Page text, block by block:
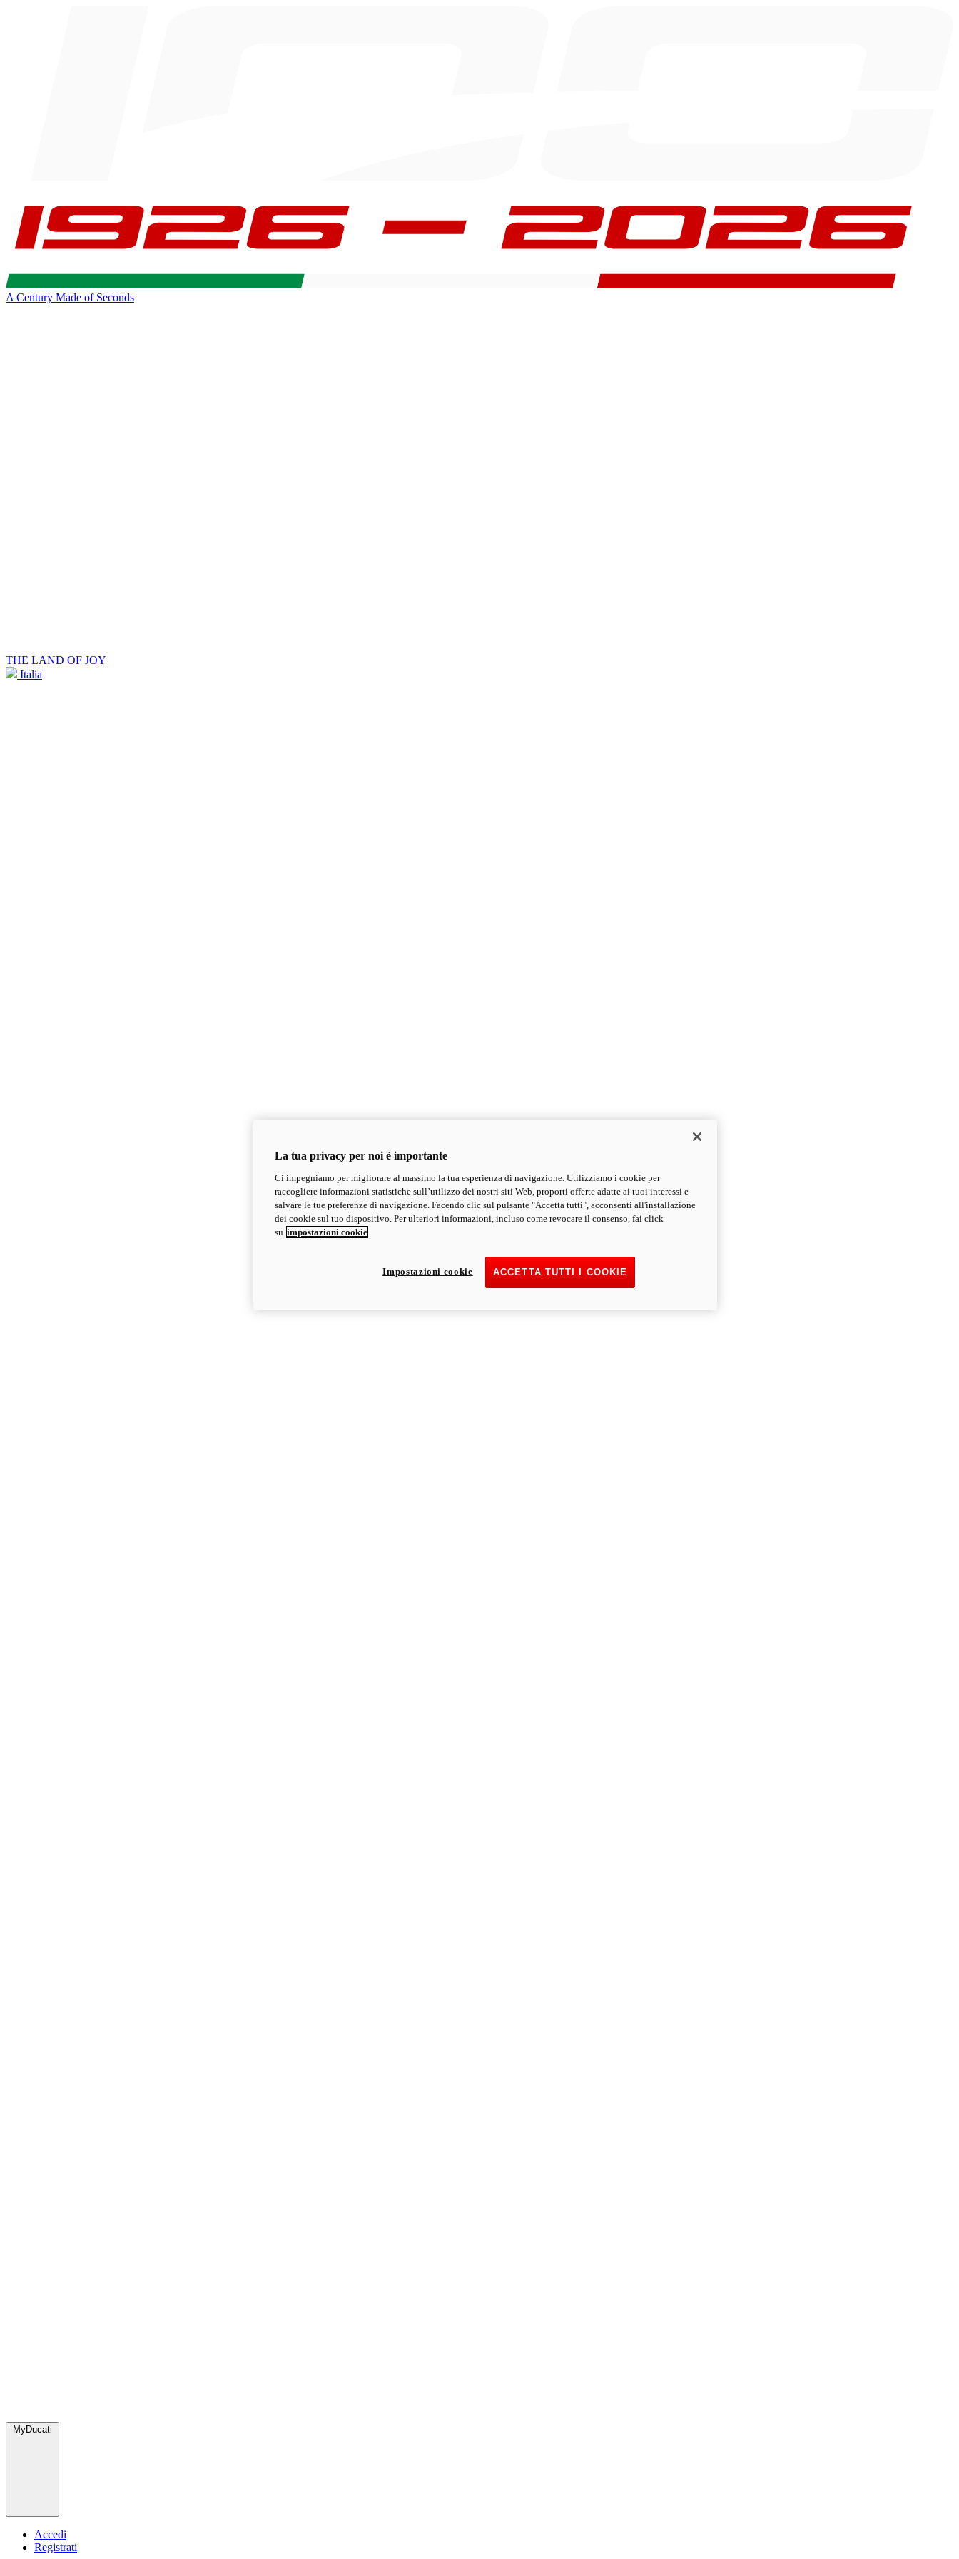
A Century Made of Seconds
THE LAND OF JOY
Italia
MyDucati
Accedi
Registrati
La tua privacy per noi è importante
Ci impegniamo per migliorare al massimo la tua esperienza di navigazione. Utilizziamo i cookie per
raccogliere informazioni statistiche sull’utilizzo dei nostri siti Web, proporti offerte adatte ai tuoi interessi e
salvare le tue preferenze di navigazione. Facendo clic sul pulsante "Accetta tutti", acconsenti all'installazione
dei cookie sul tuo dispositivo. Per ulteriori informazioni, incluso come revocare il consenso, fai click
su impostazioni cookie
ACCETTA TUTTI I COOKIE
Impostazioni cookie